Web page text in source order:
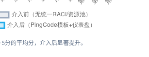
分的平均分，介入后显著提升。